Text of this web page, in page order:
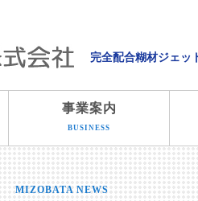
溝端化学
完全配合糊材ジェッ
事業案内
BUSINESS
MIZOBATA NEWS